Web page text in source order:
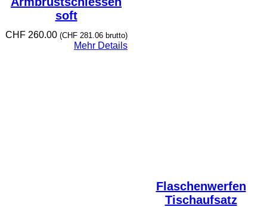
soft
CHF260.00 (CHF281.06brutto)
Mehr Details
Flaschenwerfen
Tischaufsatz